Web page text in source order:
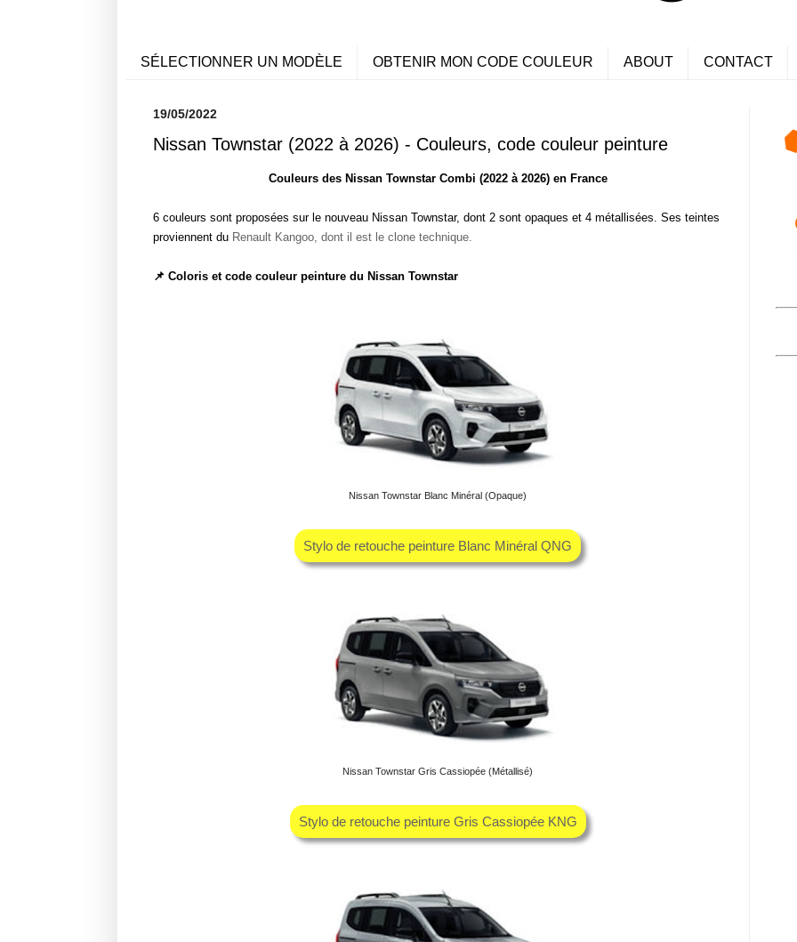
SÉLECTIONNER UN MODÈLE OBTENIR MON CODE COULEUR ABOUT CONTACT
19/05/2022
Nissan Townstar (2022 à 2026) - Couleurs, code couleur peinture
Couleurs des Nissan Townstar Combi (2022 à 2026) en France
6 couleurs sont proposées sur le nouveau Nissan Townstar, dont 2 sont opaques et 4 métallisées. Ses teintes
proviennent du Renault Kangoo, dont il est le clone technique.
📌 Coloris et code couleur peinture du Nissan Townstar
Nissan Townstar Blanc Minéral (Opaque)
Stylo de retouche peinture Blanc Minéral QNG
Nissan Townstar Gris Cassiopée (Métallisé)
Stylo de retouche peinture Gris Cassiopée KNG